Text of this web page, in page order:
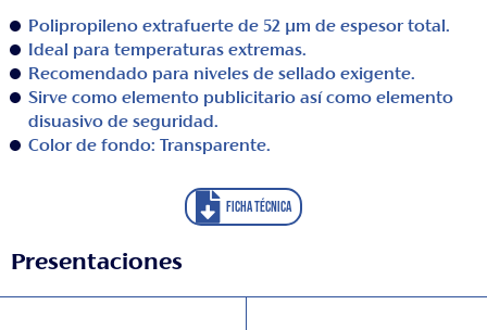
Polipropileno extrafuerte de 52 μm de espesor total.
Ideal para temperaturas extremas.
Recomendado para niveles de sellado exigente.
Sirve como elemento publicitario así como elemento
disuasivo de seguridad.
Color de fondo: Transparente.
FICHA TÉCNICA
Presentaciones